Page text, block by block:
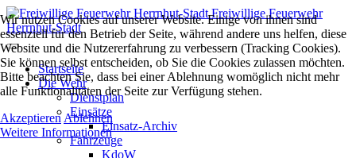
Freiwillige Feuerwehr
Herrnhut-Stadt
Startseite
Die Wehr
Dienstplan
Einsätze
Einsatz-Archiv
Fahrzeuge
KdoW
Wir nutzen Cookies auf unserer Website. Einige von ihnen sind
essenziell für den Betrieb der Seite, während andere uns helfen, diese
Website und die Nutzererfahrung zu verbessern (Tracking Cookies).
Sie können selbst entscheiden, ob Sie die Cookies zulassen möchten.
Bitte beachten Sie, dass bei einer Ablehnung womöglich nicht mehr
alle Funktionalitäten der Seite zur Verfügung stehen.
Akzeptieren Ablehnen
Weitere Informationen